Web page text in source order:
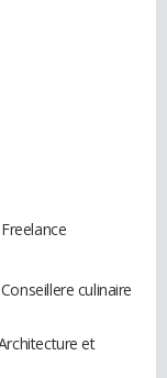
culinaire
et